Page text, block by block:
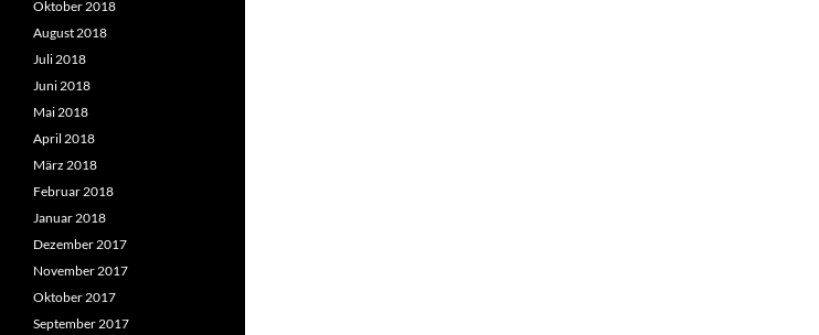
Oktober 2018
August 2018
Juli 2018
Juni 2018
Mai 2018
April 2018
März 2018
Februar 2018
Januar 2018
Dezember 2017
November 2017
Oktober 2017
September 2017